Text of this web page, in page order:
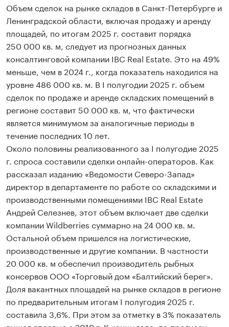
Объем сделок на рынке складов в Санкт-Петербурге и
Ленинградской области, включая продажу и аренду
площадей, по итогам 2025 г. составит порядка
250 000 кв. м, следует из прогнозных данных
консалтинговой компании IBC Real Estate. Это на 49%
меньше, чем в 2024 г., когда показатель находился на
уровне 486 000 кв. м. В I полугодии 2025 г. объем
сделок по продаже и аренде складских помещений в
регионе составит 50 000 кв. м, что фактически
является минимумом за аналогичные периоды в
течение последних 10 лет.
Около половины реализованного за I полугодие 2025
г. спроса составили сделки онлайн-операторов. Как
рассказал изданию «Ведомости Северо-Запад»
директор в департаменте по работе со складскими и
производственными помещениями IBC Real Estate
Андрей Селезнев, этот объем включает две сделки
компании Wildberries суммарно на 24 000 кв. м.
Остальной объем пришелся на логистические,
производственные и другие компании. В частности
20 000 кв. м обеспечил производитель рыбных
консервов ООО «Торговый дом «Балтийский берег».
Доля вакантных площадей на рынке складов в регионе
по предварительным итогам I полугодия 2025 г.
составила 3,6%. При этом за отметку в 3% показатель